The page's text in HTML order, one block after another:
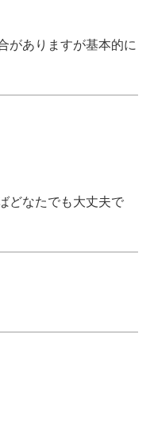
がありますが基本的に
どなたでも大丈夫で